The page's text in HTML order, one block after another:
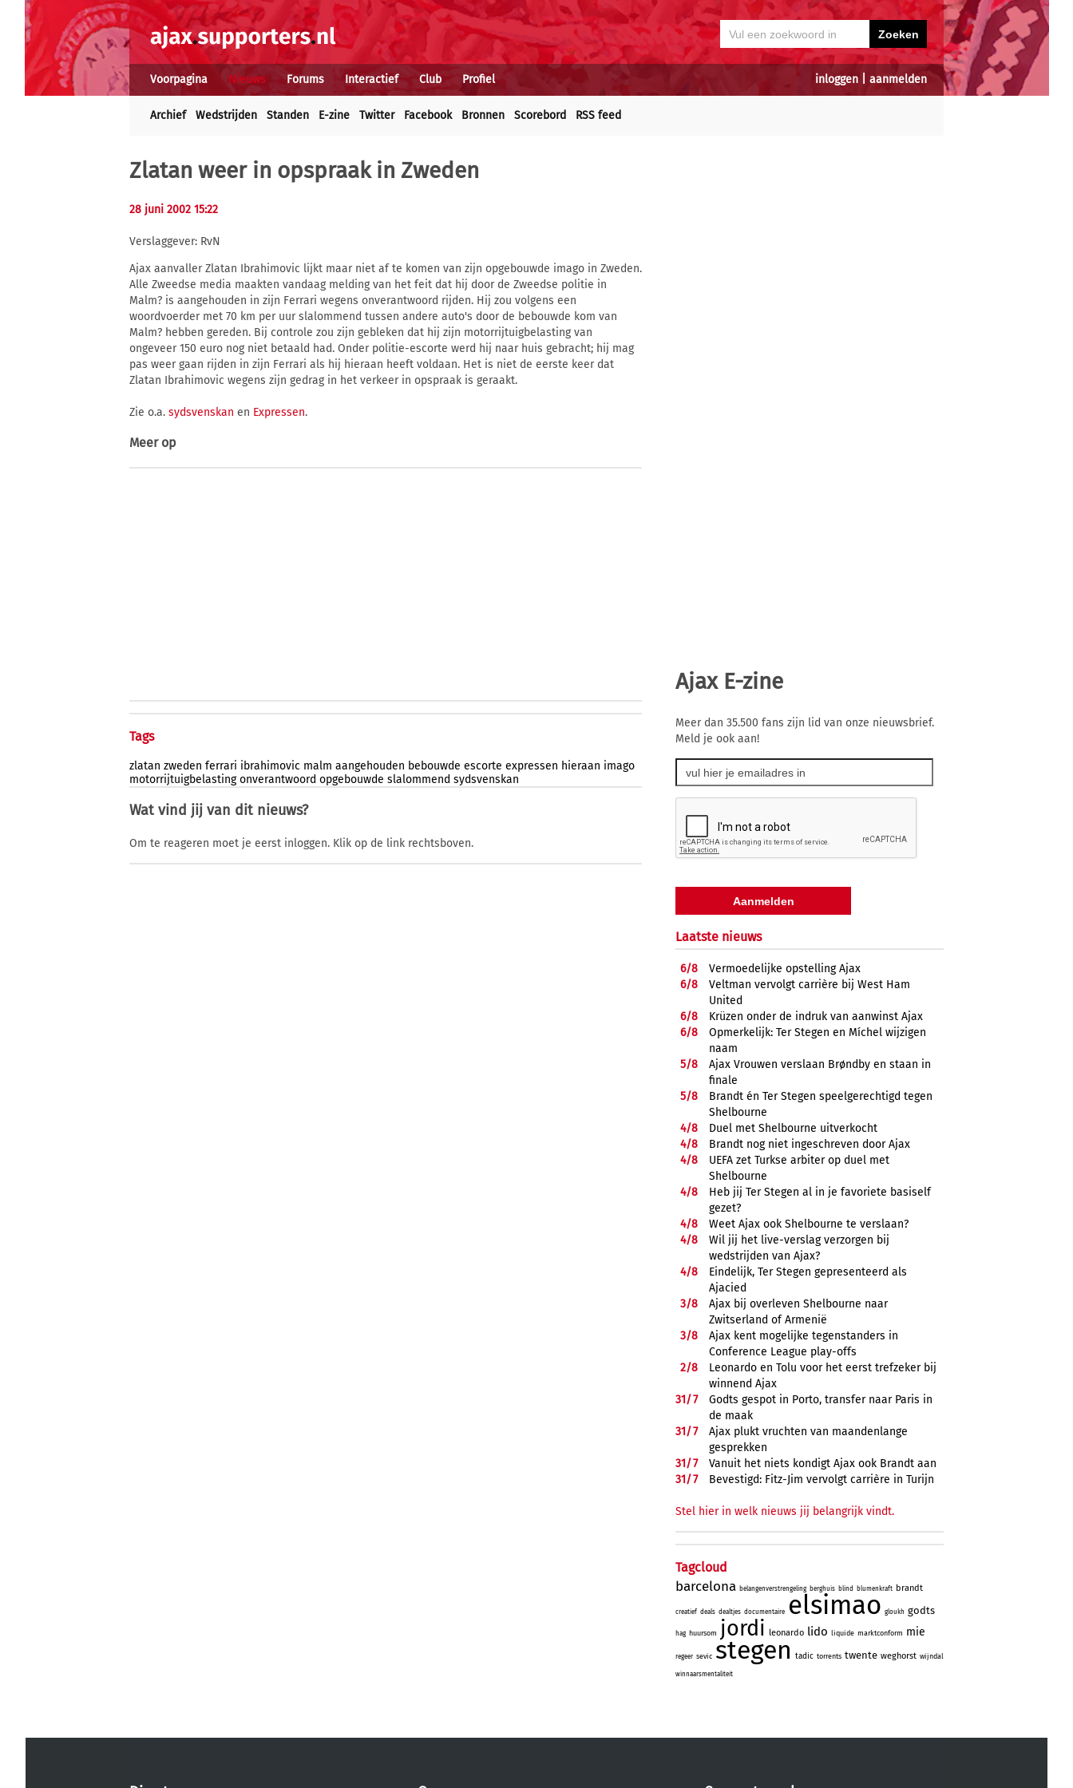
inloggen aanmelden
Voorpagina Nieuws Forums Interactief Club Profiel
Archief Wedstrijden Standen E-zine Twitter Facebook Bronnen Scorebord RSS feed
Zlatan weer in opspraak in Zweden
28 juni 2002 15:22
Verslaggever: RvN
Ajax aanvaller Zlatan Ibrahimovic lijkt maar niet af te komen van zijn opgebouwde imago in Zweden.
Alle Zweedse media maakten vandaag melding van het feit dat hij door de Zweedse politie in
Malm? is aangehouden in zijn Ferrari wegens onverantwoord rijden. Hij zou volgens een
woordvoerder met 70 km per uur slalommend tussen andere auto's door de bebouwde kom van
Malm? hebben gereden. Bij controle zou zijn gebleken dat hij zijn motorrijtuigbelasting van
ongeveer 150 euro nog niet betaald had. Onder politie-escorte werd hij naar huis gebracht; hij mag
pas weer gaan rijden in zijn Ferrari als hij hieraan heeft voldaan. Het is niet de eerste keer dat
Zlatan Ibrahimovic wegens zijn gedrag in het verkeer in opspraak is geraakt.
Zie o.a. sydsvenskan en Expressen.
Meer op
Tags
zlatan zweden ferrari ibrahimovic malm aangehouden bebouwde escorte expressen hieraan imago
motorrijtuigbelasting onverantwoord opgebouwde slalommend sydsvenskan
Wat vind jij van dit nieuws?
Om te reageren moet je eerst inloggen. Klik op de link rechtsboven.
Ajax E-zine
Meer dan 35.500 fans zijn lid van onze nieuwsbrief.
Meld je ook aan!
Laatste nieuws
6/8
Vermoedelijke opstelling Ajax
6/8
Veltman vervolgt carrière bij West Ham
United
6/8
Krüzen onder de indruk van aanwinst Ajax
6/8
Opmerkelijk: Ter Stegen en Míchel wijzigen
naam
5/8
Ajax Vrouwen verslaan Brøndby en staan in
finale
5/8
Brandt én Ter Stegen speelgerechtigd tegen
Shelbourne
4/8
Duel met Shelbourne uitverkocht
4/8
Brandt nog niet ingeschreven door Ajax
4/8
UEFA zet Turkse arbiter op duel met
Shelbourne
4/8
Heb jij Ter Stegen al in je favoriete basiself
gezet?
4/8
Weet Ajax ook Shelbourne te verslaan?
4/8
Wil jij het live-verslag verzorgen bij
wedstrijden van Ajax?
4/8
Eindelijk, Ter Stegen gepresenteerd als
Ajacied
3/8
Ajax bij overleven Shelbourne naar
Zwitserland of Armenië
3/8
Ajax kent mogelijke tegenstanders in
Conference League play-offs
2/8
Leonardo en Tolu voor het eerst trefzeker bij
winnend Ajax
31/7
Godts gespot in Porto, transfer naar Paris in
de maak
31/7
Ajax plukt vruchten van maandenlange
gesprekken
31/7
Vanuit het niets kondigt Ajax ook Brandt aan
31/7 Bevestigd: Fitz-Jim vervolgt carrière in Turijn
Stel hier in welk nieuws jij belangrijk vindt.
Tagcloud
barcelona belangenverstrengeling berghuis blind blumenkraft brandt
creatief deals dealtjes documentaire elsimao gloukh godts
hag huursom jordi leonardo lido liquide marktconform mie
regeer sevic stegen tadic torrents twente weghorst wijndal
winnaarsmentaliteit